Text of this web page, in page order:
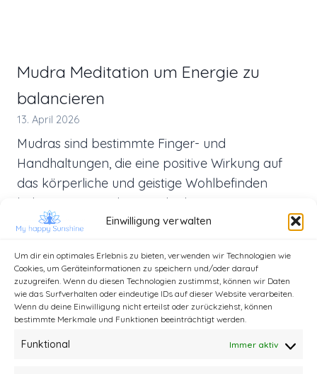
Einwilligung verwalten
Um dir ein optimales Erlebnis zu bieten, verwenden wir Technologien wie
Cookies, um Geräteinformationen zu speichern und/oder darauf
zuzugreifen. Wenn du diesen Technologien zustimmst, können wir Daten
wie das Surfverhalten oder eindeutige IDs auf dieser Website verarbeiten.
Wenn du deine Einwilligung nicht erteilst oder zurückziehst, können
bestimmte Merkmale und Funktionen beeinträchtigt werden.
Funktional Immer aktiv
Mudra Meditation um Energie zu
balancieren
13. April 2026
Mudras sind bestimmte Finger- und
Handhaltungen, die eine positive Wirkung auf
das körperliche und geistige Wohlbefinden
haben. Lerne in diesem Blogbeitrag eine
Abfolge von Mudras kennen, um deine…